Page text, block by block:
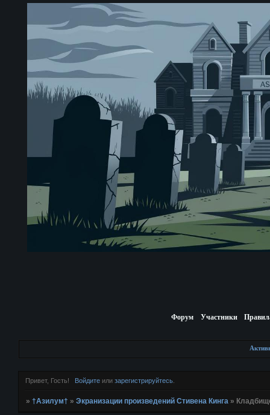
Форум Участники
Привет, Гость! Войдитеили зарегистрируйтесь.
»†Азилум† »Экранизации произведений Стивена Кинга »